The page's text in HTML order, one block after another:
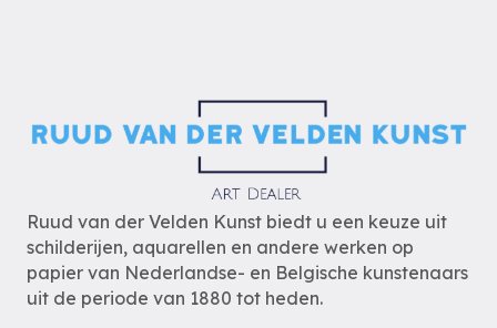
Ruud van der Velden Kunst biedt u een keuze uit
schilderijen, aquarellen en andere werken op
papier van Nederlandse- en Belgische kunstenaars
uit de periode van 1880 tot heden.